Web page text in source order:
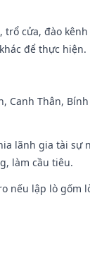
cửa, đào
để thực hiện.
Canh Thân,
lãnh gia tài sự
làm cầu tiêu.
nếu lập lò gốm